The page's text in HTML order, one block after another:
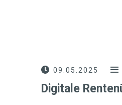
09.05.2025
Digitale